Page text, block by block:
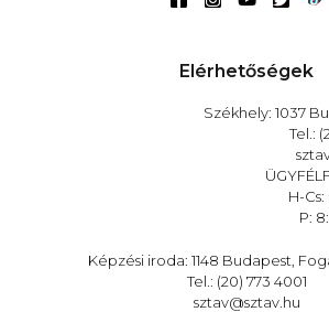
Elérhetőségek
Székhely: 1037
Tel.:
H-
P:
Képzési iroda: 1148 Budapest,
Tel.: (20) 773 4001
sztav@sztav.hu